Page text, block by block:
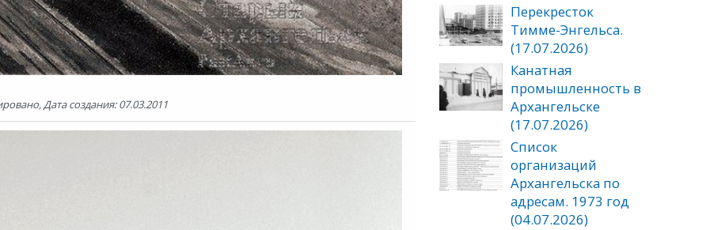
Дата создания: 07.03.2011
Перекресток
Тимме-Энгельса.
(17.07.2026)
Канатная
промышленность в
Архангельске
(17.07.2026)
Список
организаций
Архангельска по
адресам. 1973 год
(04.07.2026)